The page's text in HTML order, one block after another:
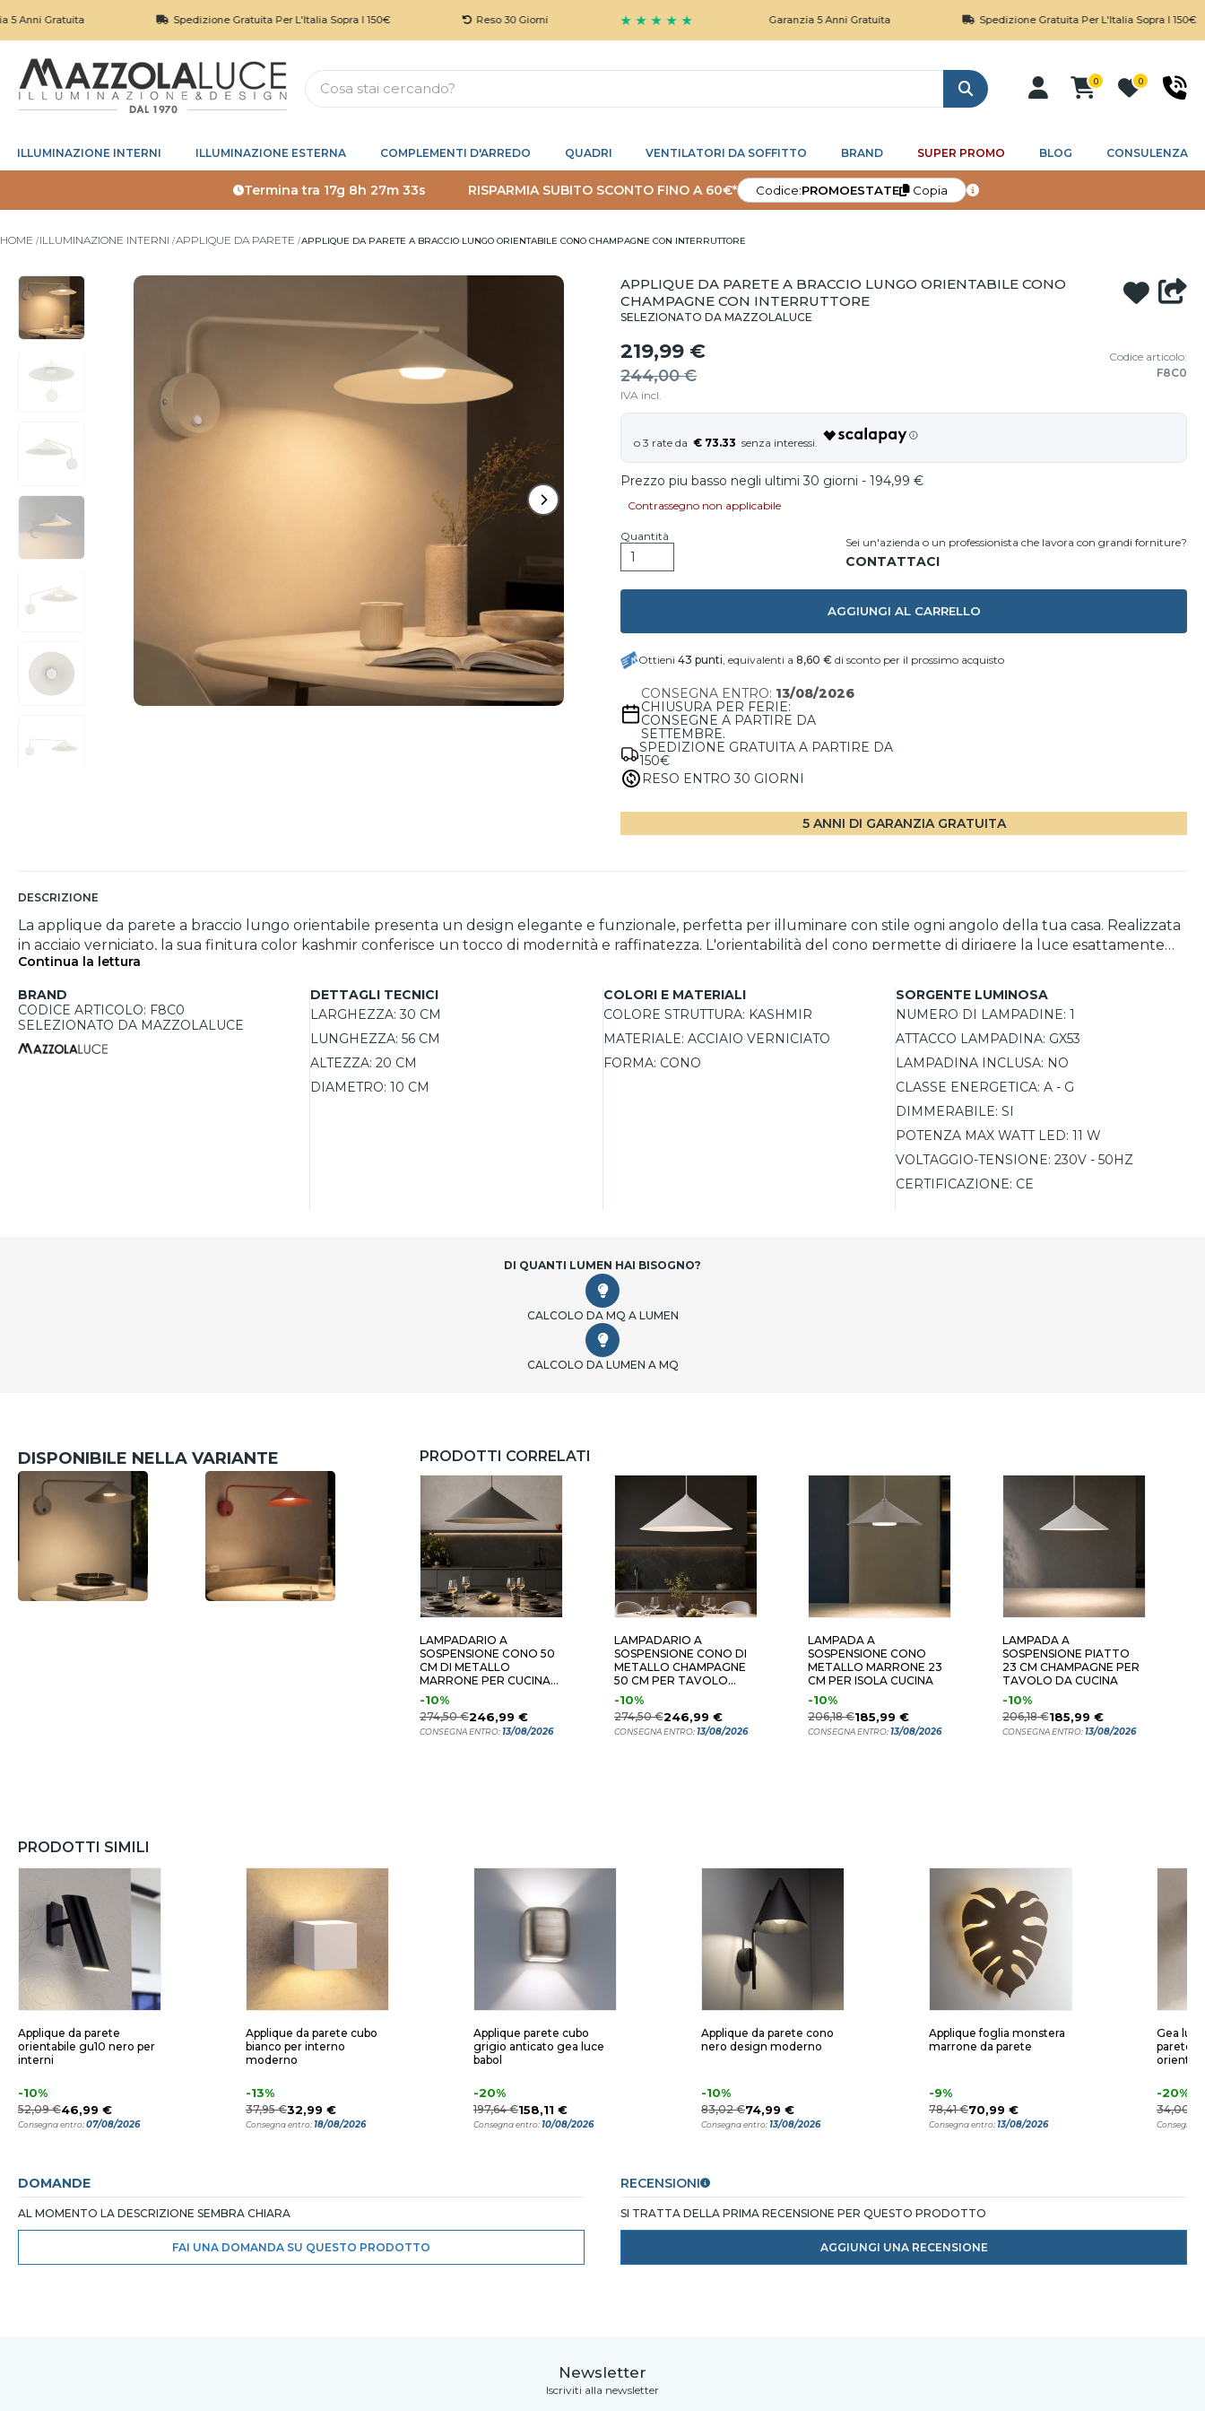
Spedizione Gratuita Per L'Italia Sopra I 150€ Reso 30 Giorni ★ ★ ★ ★ ★ Garanzia 5 Anni Gratuita Spedizione Gratuita Per L'Italia Sopra I 150€
Cerca
0 0
ILLUMINAZIONE INTERNI ILLUMINAZIONE ESTERNA COMPLEMENTI D'ARREDO QUADRI VENTILATORI DA SOFFITTO BRAND SUPER PROMO BLOG CONSULENZA
Termina tra 17g 8h 27m 32s RISPARMIA SUBITO SCONTO FINO A 60€* Codice:PROMOESTATE Copia
HOME ILLUMINAZIONE INTERNI APPLIQUE DA PARETE APPLIQUE DA PARETE A BRACCIO LUNGO ORIENTABILE CONO CHAMPAGNE CON INTERRUTTORE
APPLIQUE DA PARETE A BRACCIO LUNGO ORIENTABILE CONO
CHAMPAGNE CON INTERRUTTORE
SELEZIONATO DA MAZZOLALUCE
219,99 €
244,00 €
IVA incl.
Codice articolo:
F8C0
€ 73.33
Prezzo piu basso negli ultimi 30 giorni - 194,99 €
Contrassegno non applicabile
Quantità Sei un'azienda o un professionista che lavora con grandi forniture?
AGGIUNGI AL CARRELLO
Ottieni 43 punti, equivalenti a 8,60 € di sconto per il prossimo acquisto
CONSEGNA ENTRO: 13/08/2026
CHIUSURA PER FERIE:
CONSEGNE A PARTIRE DA
SETTEMBRE.
SPEDIZIONE GRATUITA A PARTIRE DA
150€
RESO ENTRO 30 GIORNI
5 ANNI DI GARANZIA GRATUITA
DESCRIZIONE
La applique da parete a braccio lungo orientabile presenta un design elegante e funzionale, perfetta per illuminare con stile ogni angolo della tua casa. Realizzata
in acciaio verniciato, la sua finitura color kashmir conferisce un tocco di modernità e raffinatezza. L'orientabilità del cono permette di dirigere la luce esattamente
dove serve, rendendola ideale per letture serali o per creare atmosfere accoglienti. Grazie all'interruttore integrato, il controllo dell'illuminazione è immediato e
pratico. Con una potenza massima di 11W per le lampadine LED, si presta a diverse configurazioni luminose, adattandosi perfettamente a stili d'arredo loft e moderni.
Continua la lettura
BRAND
CODICE ARTICOLO: F8C0
SELEZIONATO DA MAZZOLALUCE
DETTAGLI TECNICI
LARGHEZZA: 30 CM
LUNGHEZZA: 56 CM
ALTEZZA: 20 CM
DIAMETRO: 10 CM
COLORI E MATERIALI
COLORE STRUTTURA: KASHMIR
MATERIALE: ACCIAIO VERNICIATO
FORMA: CONO
SORGENTE LUMINOSA
NUMERO DI LAMPADINE: 1
ATTACCO LAMPADINA: GX53
LAMPADINA INCLUSA: NO
CLASSE ENERGETICA: A - G
DIMMERABILE: SI
POTENZA MAX WATT LED: 11 W
VOLTAGGIO-TENSIONE: 230V - 50HZ
CERTIFICAZIONE: CE
DI QUANTI LUMEN HAI BISOGNO?
CALCOLO DA MQ A LUMEN
CALCOLO DA LUMEN A MQ
DISPONIBILE NELLA VARIANTE PRODOTTI CORRELATI
LAMPADARIO A
SOSPENSIONE CONO 50
CM DI METALLO
MARRONE PER CUCINA
MODERNA
-10%
274,50 €246,99 €
CONSEGNA ENTRO:13/08/2026
LAMPADARIO A
SOSPENSIONE CONO DI
METALLO CHAMPAGNE
50 CM PER TAVOLO
CUCINA
-10%
274,50 €246,99 €
CONSEGNA ENTRO:13/08/2026
LAMPADA A
SOSPENSIONE CONO
METALLO MARRONE 23
CM PER ISOLA CUCINA
-10%
206,18 €185,99 €
CONSEGNA ENTRO:13/08/2026
LAMPADA A
SOSPENSIONE PIATTO
23 CM CHAMPAGNE PER
TAVOLO DA CUCINA
-10%
206,18 €185,99 €
CONSEGNA ENTRO:13/08/2026
PRODOTTI SIMILI
Applique da parete
orientabile gu10 nero per
interni
-10%
52,09 €46,99 €
Consegna entro:07/08/2026
Applique da parete cubo
bianco per interno
moderno
-13%
37,95 €32,99 €
Consegna entro:18/08/2026
Applique parete cubo
grigio anticato gea luce
babol
-20%
197,64 €158,11 €
Consegna entro:10/08/2026
Applique da parete cono
nero design moderno
-10%
83,02 €74,99 €
Consegna entro:13/08/2026
Applique foglia monstera
marrone da parete
-9%
78,41 €70,99 €
Consegna entro:13/08/2026
Gea
parete
-20%
34,00 €
Consegna
DOMANDE
AL MOMENTO LA DESCRIZIONE SEMBRA CHIARA
FAI UNA DOMANDA SU QUESTO PRODOTTO
RECENSIONI
SI TRATTA DELLA PRIMA RECENSIONE PER QUESTO PRODOTTO
AGGIUNGI UNA RECENSIONE
Newsletter
Iscriviti alla newsletter